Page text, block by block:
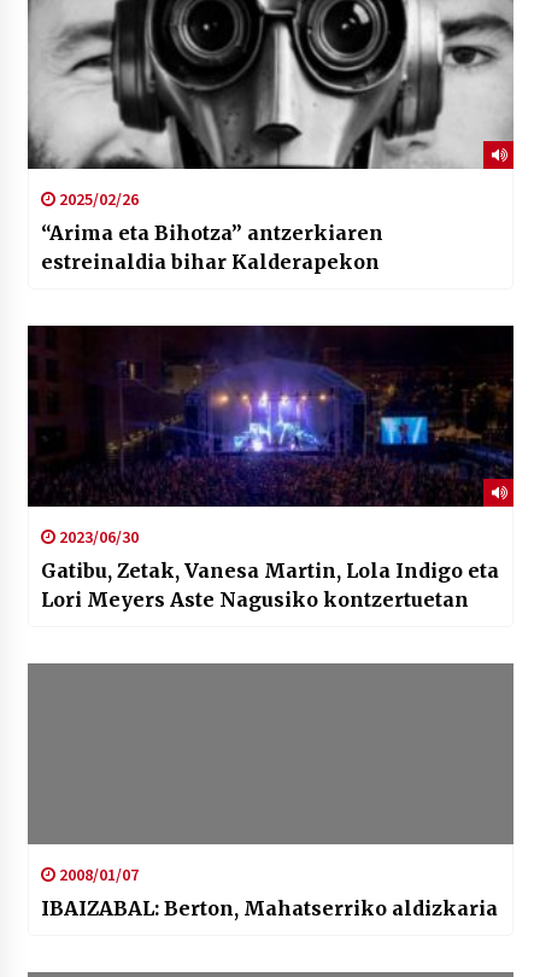
2025/02/26
“Arima eta Bihotza” antzerkiaren
estreinaldia bihar Kalderapekon
2023/06/30
Gatibu, Zetak, Vanesa Martin, Lola Indigo eta
Lori Meyers Aste Nagusiko kontzertuetan
2008/01/07
IBAIZABAL: Berton, Mahatserriko aldizkaria